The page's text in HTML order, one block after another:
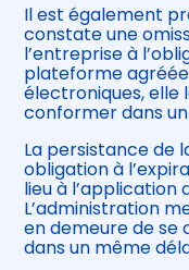
Il est également
constate une
l’entreprise à
plateforme
électroniques, elle
conformer dans
La persistance de
obligation à
lieu à l’application
L’administration
en demeure de
dans un même